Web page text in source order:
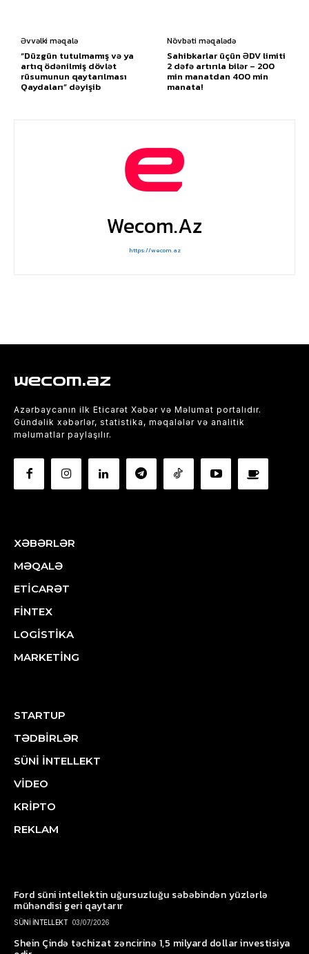
Əvvəlki məqalə
“Düzgün tutulmamış və ya
artıq ödənilmiş dövlət
rüsumunun qaytarılması
Qaydaları” dəyişib
Növbəti məqalədə
Sahibkarlar üçün ƏDV limiti
2 dəfə artırıla bilər – 200
min manatdan 400 min
manata!
Wecom.az
https://wecom.az
wecom.az
Azərbaycanın ilk Eticarət Xəbər və Məlumat portalıdır.
Gündəlik xəbərlər, statistika, məqalələr və analitik
məlumatlar paylaşılır.
XƏBƏRLƏR
MƏQALƏ
ETİCARƏT
FİNTEX
LOGİSTİKA
MARKETİNG
STARTUP
TƏDBİRLƏR
SÜNİ İNTELLEKT
VİDEO
KRİPTO
REKLAM
Ford süni intellektin uğursuzluğu səbəbindən yüzlərlə
mühəndisi geri qaytarır
SÜNİ İNTELLEKT 03/07/2026
Shein Çində təchizat zəncirinə 1,5 milyard dollar investisiya